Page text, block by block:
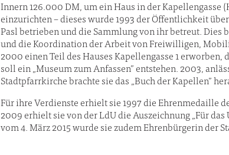
Innern 126.000 DM, um ein Haus in der Kapellengasse
einzurichten – dieses wurde 1993 der Öffentlichkeit
Pasl betrieben und die Sammlung von ihr betreut. Dies
und die Koordination der Arbeit von Freiwilligen,
2000 einen Teil des Hauses Kapellengasse 1
soll ein „Museum zum Anfassen” entstehen. 2003,
Stadtpfarrkirche brachte sie das „Buch der Kapellen”
Für ihre Verdienste erhielt sie 1997 die Ehrenmedaille
2009 erhielt sie von der LdU die Auszeichnung „Für
vom 4. März 2015 wurde sie zudem Ehrenbürgerin der